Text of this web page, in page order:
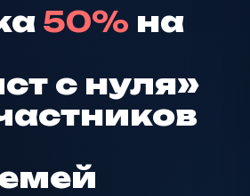
50% на
с нуля»